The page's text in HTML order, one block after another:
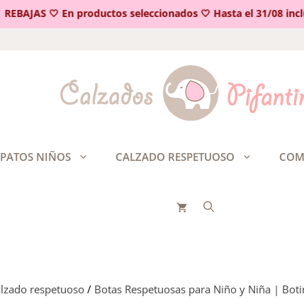
🤍 En productos seleccionados 🤍 Hasta el 31/08
NIÑOS CALZADO RESPETUOSO
respetuoso/ Botas Respetuosas para Niño y Niña |